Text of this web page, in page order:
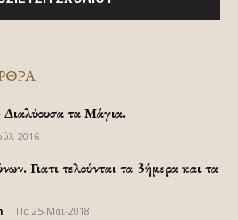
τα Μάγια.
2016
Γιατι τελούνται τα 3ήμερα και τα
Πα 25-Μάι-2018